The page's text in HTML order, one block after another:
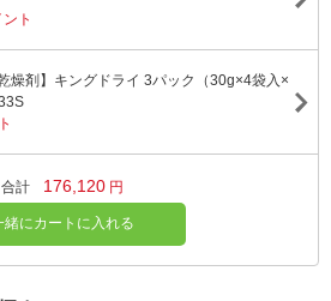
ト
剤】キングドライ 3パック（30g×4袋入×
合計 176,120 円
緒にカートに入れる